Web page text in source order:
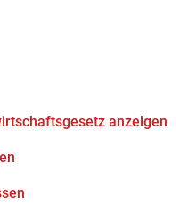
anzeigen